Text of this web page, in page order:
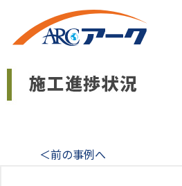
＜前の事例へ